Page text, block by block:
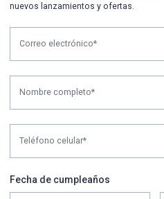
nuevos lanzamientos y ofertas.
Correo electrónico*
Nombre completo*
Teléfono celular*
Fecha de cumpleaños